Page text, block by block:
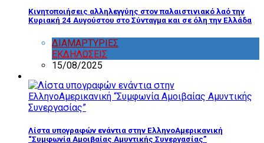
Κινητοποιήσεις αλληλεγγύης στον παλαιστινιακό λαό την
Κυριακή 24 Αυγούστου στο Σύνταγμα και σε όλη την Ελλάδα
ΔΙΑΜΑΡΤΥΡΙΕΣ
ΕΚΔΗΛΩΣΕΙΣ
15/08/2025
Λίστα υπογραφών ενάντια στην ΕλληνοΑμερικανική
“Συμφωνία Αμοιβαίας Αμυντικής Συνεργασίας”